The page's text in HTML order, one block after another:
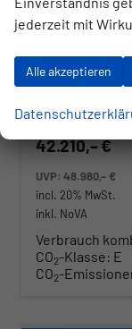
Fahrzeugnr.
Kraftstoff Benzin
Leistung 110 kW (150
01.06.2026
42.210,– €
UVP:48.980,– €
incl. 20% MwSt.
inkl. NoVA
Verbrauch
CO2-Klasse: E
CO2-
jederzeit mit
Alle akzeptieren